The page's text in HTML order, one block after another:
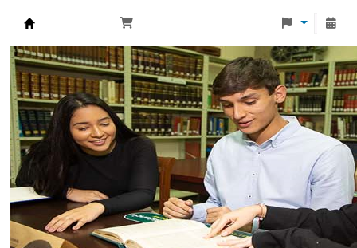
Biblioteca Universidad Monteávila